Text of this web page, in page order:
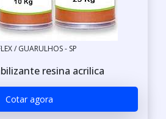
/ GUARULHOS - SP
resina acrilica
Cotar agora